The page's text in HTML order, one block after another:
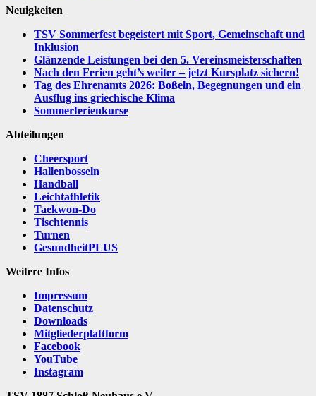
Neuigkeiten
TSV Sommerfest begeistert mit Sport, Gemeinschaft und
Inklusion
Glänzende Leistungen bei den 5. Vereinsmeisterschaften
Nach den Ferien geht’s weiter – jetzt Kursplatz sichern!
Tag des Ehrenamts 2026: Boßeln, Begegnungen und ein
Ausflug ins griechische Klima
Sommerferienkurse
Abteilungen
Cheersport
Hallenbosseln
Handball
Leichtathletik
Taekwon-Do
Tischtennis
Turnen
GesundheitPLUS
Weitere Infos
Impressum
Datenschutz
Downloads
Mitgliederplattform
Facebook
YouTube
Instagram